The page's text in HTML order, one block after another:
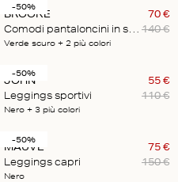
-50%
BROOKE
Comodi pantaloncini in seta
70€
140€
Verde scuro + 2 più colori
-50%
JOHN
Leggings sportivi
55€
110€
Nero + 3 più colori
-50%
MAUVE
Leggings capri
75€
150€
Nero